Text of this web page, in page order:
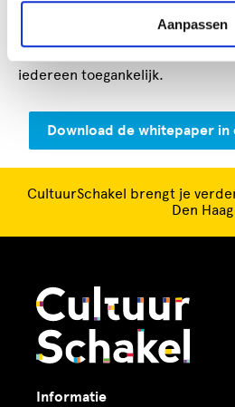
Aanpassen
willen we het hele veld kennis,
verder te kunnen met
manier. Ook maken we ons
iedereen toegankelijk.
Download de whitepaper in
CultuurSchakel brengt je
Den Haag
Informatie